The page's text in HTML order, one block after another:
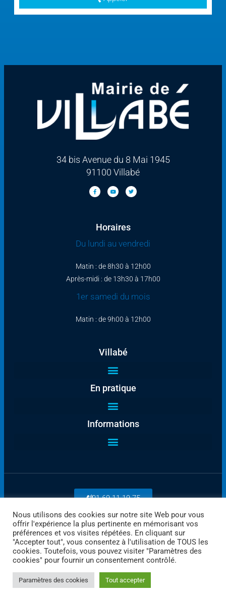
34 bis Avenue du 8 Mai 1945
91100 Villabé
Horaires
Du lundi au vendredi
Matin : de 8h30 à 12h00
Après-midi : de 13h30 à 17h00
1er samedi du mois
Matin : de 9h00 à 12h00
Villabé
En pratique
Informations
01 69 11 19 75
Payez en ligne
Nous utilisons des cookies sur notre site Web pour vous
offrir l'expérience la plus pertinente en mémorisant vos
préférences et vos visites répétées. En cliquant sur
"Accepter tout", vous consentez à l'utilisation de TOUS les
cookies. Toutefois, vous pouvez visiter "Paramètres des
cookies" pour fournir un consentement contrôlé.
Paramètres des cookies Tout accepter